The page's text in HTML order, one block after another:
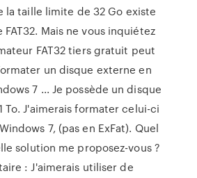
la taille limite de 32 Go existe
Mais ne vous inquiétez
FAT32 tiers gratuit peut
un disque externe en
7 ... Je possède un disque
To. J'aimerais formater celui-ci
7, (pas en ExFat). Quel
solution me proposez-vous ?
: J'aimerais utiliser de